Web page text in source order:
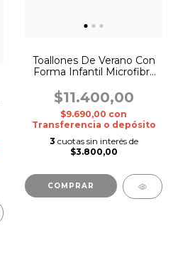
Toallones De Verano Con
Forma Infantil Microfibra
Surtidos
$11.400,00
$9.690,00 con
Transferencia o depósito
3 cuotas sin interés de
$3.800,00